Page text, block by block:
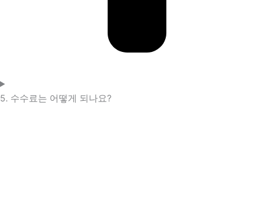
5. 수수료는 어떻게 되나요?